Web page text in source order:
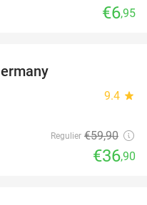
€6,95
9.4 star
Regulier €59,90
€36,90